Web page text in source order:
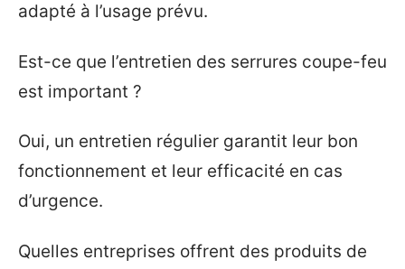
adapté à l’usage prévu.
Est-ce que l’entretien des serrures coupe-feu
est important ?
Oui, un entretien régulier garantit leur bon
fonctionnement et leur efficacité en cas
d’urgence.
Quelles entreprises offrent des produits de